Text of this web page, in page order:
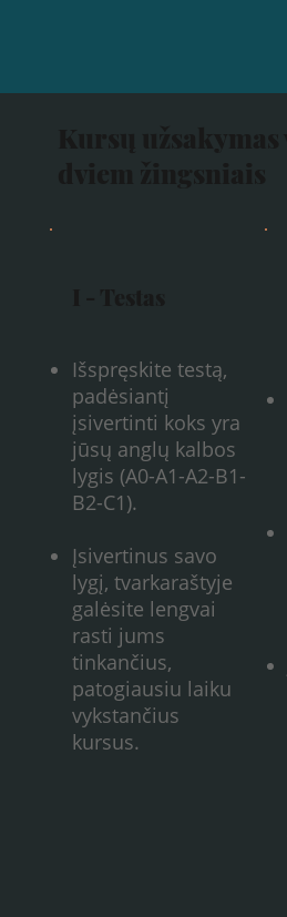
Išspręskite testą,
padėsiantį
įsivertinti koks yra
jūsų anglų kalbos
lygis (A0-A1-A2-B1-
B2-C1).
Įsivertinus savo
lygį, tvarkaraštyje
galėsite lengvai
rasti jums
tinkančius,
patogiausiu laiku
vykstančius
kursus.